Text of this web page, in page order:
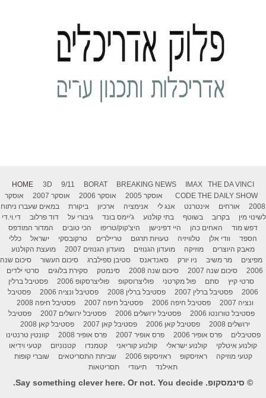
HOME 3D 9/11 BORAT BREAKING NEWS IMAX
THE DA VINCI
CODE THE DAILY SHOW אוסקר 2005 אוסקר 2006 אוסקר 2007
אוסקר
2008
אורחים אינטרנט אנג לי אנימציה ארכיון ביקורת
במאים שעברו ניתוח
לשינוי מין
בקרוב בשוטף בתי קולנוע ג'יימס בונד גיבורי על דוד פרלוב
די.וי.די
דפש מוד
האחים כהן היי דפינישן היצ'קוק/טריפו הכי טובים
המדור המודפס
הספד
וודי אלן טלוויזיה טעויות תרגום טריילרים טרקובסקי ישראל
כללי
מאבק היוצרים
מוזיקה מועדון הגנוזים מועדון הגנוזים 2007
מועצת הקולנוע
מפיצים
מר משיב ניו יורק סאנדאנס סטיבן ספילברג סיכום העשור
סיכום שנה
2006
סיכום שנה 2007 סיכום שנה 2008 סינמטק סקירת בלוגים
סרטי ילדים
סרטי קיץ
סתם פול מקרטני פוליצרוסקופ פוליצרסקופ 2006
פסטיבל ברלין
2006
פסטיבל ברלין 2007 פסטיבל ברלין 2008 פסטיבל ונציה 2006
פסטיבל
ונציה 2007
פסטיבל חיפה 2006 פסטיבל חיפה 2007
פסטיבל חיפה 2008
פסטיבל טורונטו 2006
פסטיבל ירושלים 2006 פסטיבל ירושלים 2007
פסטיבל
ירושלים 2008
פסטיבל קאן 2006 פסטיבל קאן 2007
פסטיבל קאן 2008
פסטיבלים
פרס אופיר 2006 פרס אופיר 2007 פרס אופיר 2008
קוונטין טרנטינו
קולנוע איטלקי
קולנוע ישראלי קולנוע קוריאני קטמנדו קטנוניזם
קטעי וידיאו
קטעי מוזיקה
ראזיסקופ ראזיסקופ 2006 שביתת התסריטאים
שוברי קופות
תאילנד
תיעודי תסריטאות
© סינמסקופ. Say something clever here. Or not. You decide.